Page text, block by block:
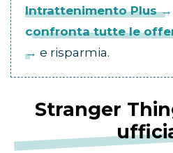
Intrattenimento Plus →
confronta tutte le
→ e risparmia.
Stranger